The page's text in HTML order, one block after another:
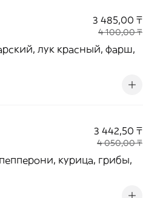
3 485,00 ₸
4 100,00 ₸
лук красный, фарш,
3 442,50 ₸
4 050,00 ₸
курица, грибы,